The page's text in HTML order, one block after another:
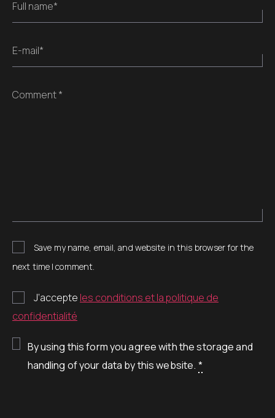
Full name*
E-mail*
Comment *
Save my name, email, and website in this browser for the
next time I comment.
J’accepte les conditions et la politique de
confidentialité
By using this form you agree with the storage and
handling of your data by this website. *